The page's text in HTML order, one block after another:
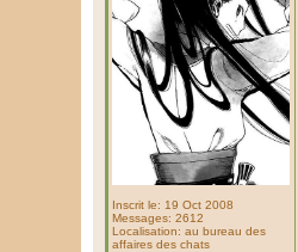
Inscrit le: 19 Oct 2008
Messages: 2612
Localisation: au bureau des
affaires des chats